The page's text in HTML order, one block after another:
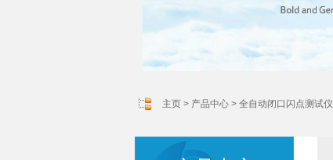
主页 > 产品中心 > 全自动闭口闪点测试仪